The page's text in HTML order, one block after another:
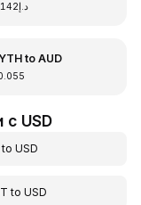
د.إ0.142
to AUD
USD
toUSD
toUSD